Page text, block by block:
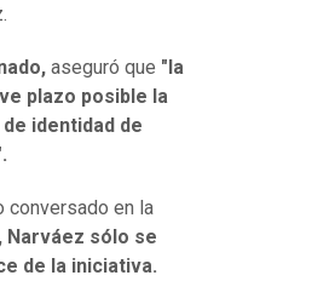
aseguró que "la
plazo posible la
identidad de
conversado en la
Narváez sólo se
de la iniciativa.